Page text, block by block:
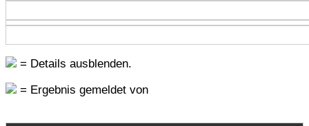
= Details ausblenden.
= Ergebnis gemeldet von